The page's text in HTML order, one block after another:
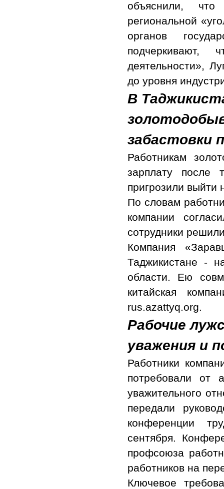
объяснили, что
региональной
органов
подчеркивают,
деятельности»,
до уровня
В
забастовки
Работникам
зарплату после
пригрозили выйти
По словам
компании
сотрудники
Компания
Таджикистане -
области. Ею
китайская
rus.azattyq.org.
Рабочие
уважения и
Работники
потребовали от
уважительного
передали
конференции
сентября.
профсоюза
работников на
Ключевое